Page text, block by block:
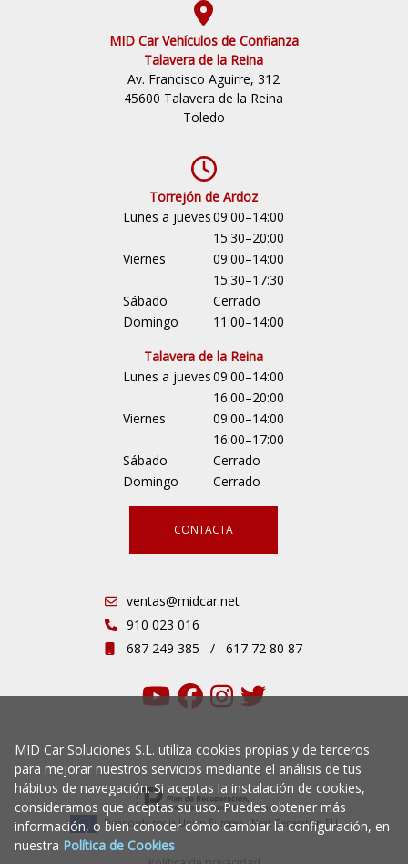
MID Car Vehículos de Confianza
Talavera de la Reina
Av. Francisco Aguirre, 312
45600 Talavera de la Reina
Toledo
Torrejón de Ardoz
Lunes a jueves09:00–14:00
15:30–20:00
Viernes
09:00–14:00
15:30–17:30
Sábado
Cerrado
Domingo
11:00–14:00
Talavera de la Reina
Lunes a jueves09:00–14:00
16:00–20:00
Viernes
09:00–14:00
16:00–17:00
Sábado
Cerrado
Domingo
Cerrado
CONTACTA
ventas@midcar.net
910 023 016
687 249 385
/ 617 72 80 87
Financiado por la Unión Europea - Next Generation EU
MID Car Soluciones S.L. utiliza cookies propias y de terceros
para mejorar nuestros servicios mediante el análisis de tus
hábitos de navegación. Si aceptas la instalación de cookies,
consideramos que aceptas su uso. Puedes obtener más
información, o bien conocer cómo cambiar la configuración, en
nuestra Política de Cookies